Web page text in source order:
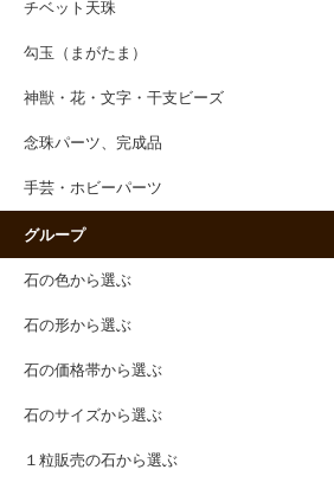
チベット天珠
勾玉（まがたま）
神獣・花・文字・干支ビーズ
念珠パーツ、完成品
手芸・ホビーパーツ
グループ
石の色から選ぶ
石の形から選ぶ
石の価格帯から選ぶ
石のサイズから選ぶ
１粒販売の石から選ぶ